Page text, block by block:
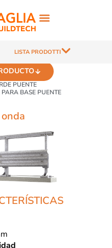
LISTA PRODOTTI
PUENTE
BASE PUENTE